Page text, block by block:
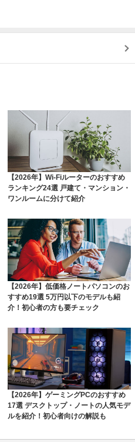
【2026年】Wi-Fiルーターのおすすめ
ランキング24選 戸建て・マンション・
ワンルームに分けて紹介
【2026年】低価格ノートパソコンのお
すすめ19選 5万円以下のモデルも紹
介！初心者の方も要チェック
【2026年】ゲーミングPCのおすすめ
17選 デスクトップ・ノートの人気モデ
ルを紹介！初心者向けの解説も